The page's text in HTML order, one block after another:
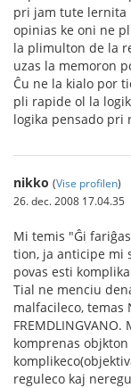
pri jam tute lernita
opinias ke oni ne
la plimulton de la
uzas la memoron
Ĉu ne la kialo por
pli rapide ol la
logika pensado pri
nikko (Vise profilen)
26. dec. 2008 17.04.35
Mi temis "Ĝi
tion, ja anticipe mi
povas esti
Tial ne menciu
malfacileco, temas
komprenas
reguleco kaj